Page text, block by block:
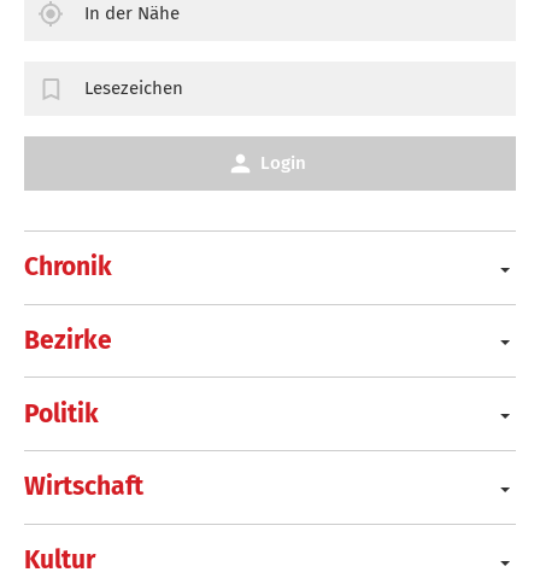
Chronik
Bezirke
Politik
Wirtschaft
Kultur
In der Nähe
Lesezeichen
Login